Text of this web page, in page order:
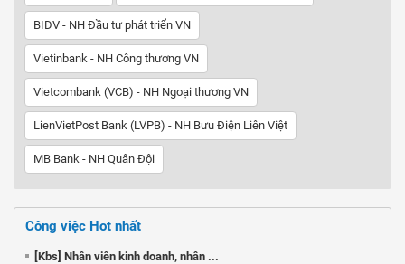
BIDV - NH Đầu tư phát triển VN
Vietinbank - NH Công thương VN
Vietcombank (VCB) - NH Ngoại thương VN
LienVietPost Bank (LVPB) - NH Bưu Điện Liên Việt
MB Bank - NH Quân Đội
Công việc Hot nhất
[Kbs] Nhân viên kinh doanh, nhân ...